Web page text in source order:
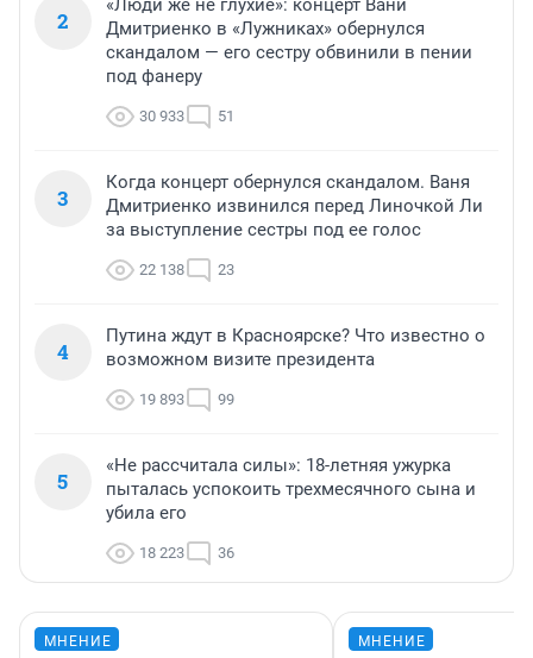
2
«Люди же не глухие»: концерт Вани
Дмитриенко в «Лужниках» обернулся
скандалом — его сестру обвинили в пении
под фанеру
30 933 51
3
Когда концерт обернулся скандалом. Ваня
Дмитриенко извинился перед Линочкой Ли
за выступление сестры под ее голос
22 138 23
4
Путина ждут в Красноярске? Что известно о
возможном визите президента
19 893 99
5
«Не рассчитала силы»: 18-летняя ужурка
пыталась успокоить трехмесячного сына и
убила его
18 223 36
МНЕНИЕ МНЕНИЕ